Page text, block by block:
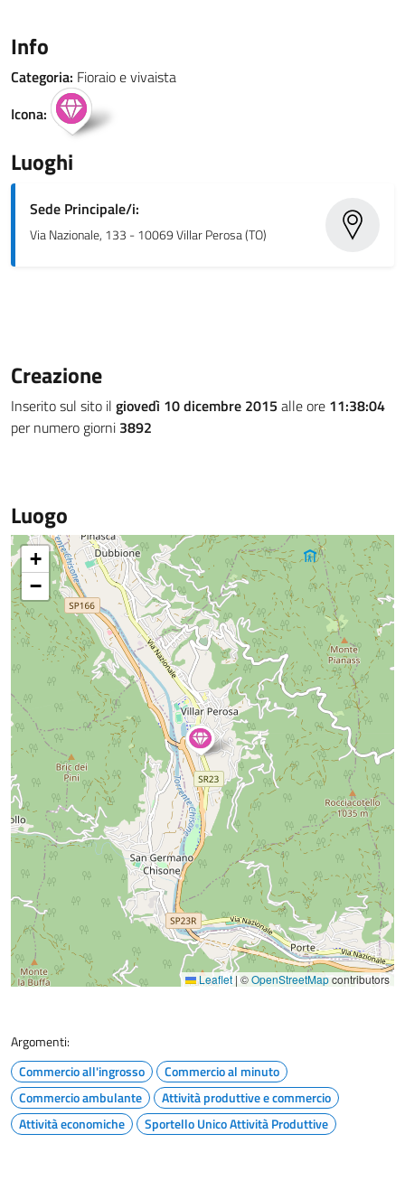
Info
Categoria: Fioraio e vivaista
Icona:
Luoghi
Sede Principale/i:
Via Nazionale, 133 - 10069 Villar Perosa (TO)
Creazione
Inserito sul sito il giovedì 10 dicembre 2015 alle ore 11:38:04
per numero giorni 3892
Luogo
+
−
Leaflet | ©OpenStreetMapcontributors
Argomenti:
Commercio all'ingrosso
Commercio al minuto
Commercio ambulante
Attività produttive e commercio
Attività economiche
Sportello Unico Attività Produttive